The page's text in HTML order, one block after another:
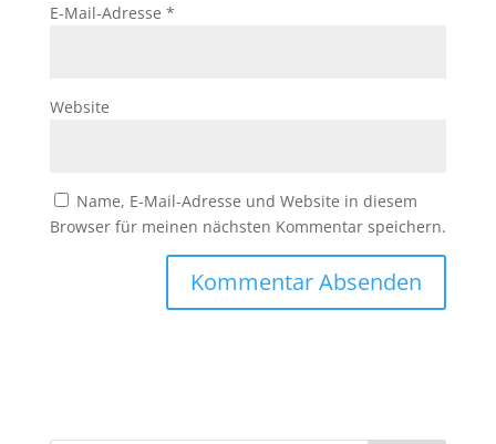
E-Mail-Adresse *
Website
Name, E-Mail-Adresse und Website in diesem
Browser für meinen nächsten Kommentar speichern.